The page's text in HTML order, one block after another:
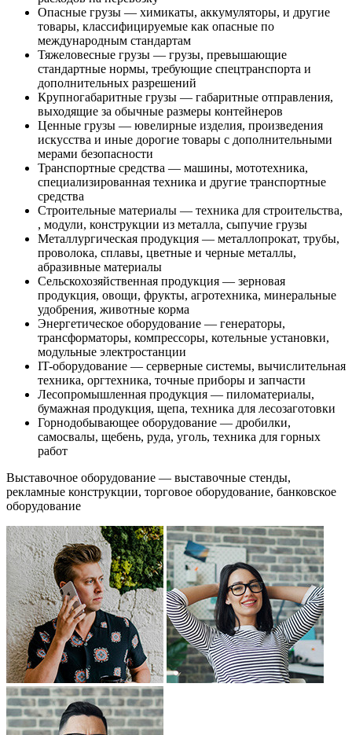
Опасные грузы — химикаты, аккумуляторы, и другие
товары, классифицируемые как опасные по
международным стандартам
Тяжеловесные грузы — грузы, превышающие
стандартные нормы, требующие спецтранспорта и
дополнительных разрешений
Крупногабаритные грузы — габаритные отправления,
выходящие за обычные размеры контейнеров
Ценные грузы — ювелирные изделия, произведения
искусства и иные дорогие товары с дополнительными
мерами безопасности
Транспортные средства — машины, мототехника,
специализированная техника и другие транспортные
средства
Строительные материалы — техника для строительства,
, модули, конструкции из металла, сыпучие грузы
Металлургическая продукция — металлопрокат, трубы,
проволока, сплавы, цветные и черные металлы,
абразивные материалы
Сельскохозяйственная продукция — зерновая
продукция, овощи, фрукты, агротехника, минеральные
удобрения, животные корма
Энергетическое оборудование — генераторы,
трансформаторы, компрессоры, котельные установки,
модульные электростанции
IT-оборудование — серверные системы, вычислительная
техника, оргтехника, точные приборы и запчасти
Лесопромышленная продукция — пиломатериалы,
бумажная продукция, щепа, техника для лесозаготовки
Горнодобывающее оборудование — дробилки,
самосвалы, щебень, руда, уголь, техника для горных
работ
Выставочное оборудование — выставочные стенды,
рекламные конструкции, торговое оборудование, банковское
оборудование